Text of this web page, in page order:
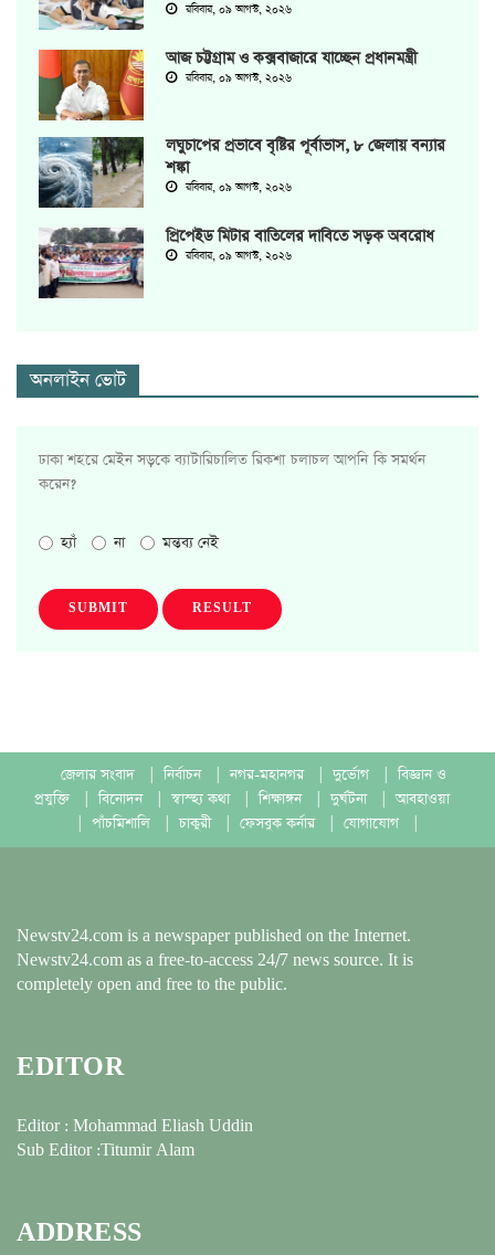
রবিবার, ০৯ আগস্ট, ২০২৬
আজ চট্টগ্রাম ও কক্সবাজারে যাচ্ছেন প্রধানমন্ত্রী
রবিবার, ০৯ আগস্ট, ২০২৬
লঘুচাপের প্রভাবে বৃষ্টির পূর্বাভাস, ৮ জেলায় বন্যার
শঙ্কা
রবিবার, ০৯ আগস্ট, ২০২৬
প্রিপেইড মিটার বাতিলের দাবিতে সড়ক অবরোধ
রবিবার, ০৯ আগস্ট, ২০২৬
অনলাইন ভোট
ঢাকা শহরে মেইন সড়কে ব্যাটারিচালিত রিকশা চলাচল আপনি কি সমর্থন
করেন?
হ্যাঁ না মন্তব্য নেই
SUBMIT RESULT
জেলার সংবাদ নির্বাচন নগর-মহানগর দুর্ভোগ
বিজ্ঞান ও
প্রযুক্তি
বিনোদন স্বাস্হ্য কথা শিক্ষাঙ্গন দুর্ঘটনা
আবহাওয়া
পাঁচমিশালি চাকুরী ফেসবুক কর্নার যোগাযোগ
Newstv24.com is a newspaper published on the Internet.
Newstv24.com as a free-to-access 24/7 news source. It is
completely open and free to the public.
EDITOR
Editor : Mohammad Eliash Uddin
Sub Editor :Titumir Alam
ADDRESS